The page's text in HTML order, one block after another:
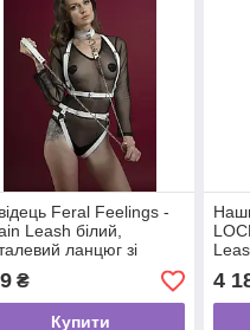
Feral Feelings -
Leash білий,
ланцюг зі
петлею і
₴
Купити
4